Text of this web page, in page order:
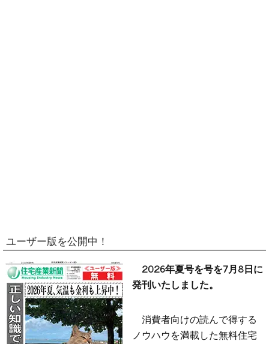
ユーザー版を公開中！
2026年夏号を号を7月8日に
発刊いたしました。
消費者向けの読んで得する
ノウハウを満載した無料住宅